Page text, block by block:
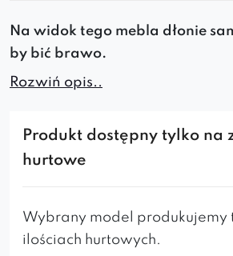
Na widok tego mebla dłonie
by bić brawo.
Krzesło Bravo
nogami w styluscandi ,
duże oparcie
ogromną dbałościąo detale.
paleta tkanin i kilka rodzajów
Rozwiń opis..
Produkt dostępny tylko na
hurtowe
Wybrany model produkujemy
ilościach hurtowych.